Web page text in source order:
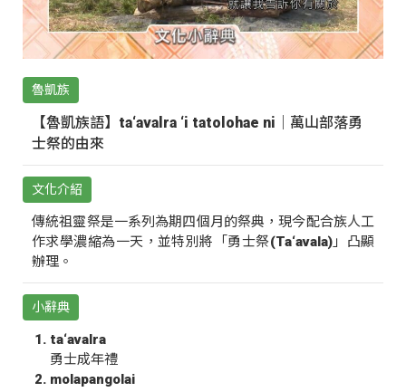
魯凱族
【魯凱族語】ta‘avalra ‘i tatolohae ni｜萬山部落勇
士祭的由來
文化介紹
傳統祖靈祭是一系列為期四個月的祭典，現今配合族人工
作求學濃縮為一天，並特別將「勇士祭(Ta‘avala)」凸顯
辦理。
小辭典
ta‘avalra
勇士成年禮
molapangolai